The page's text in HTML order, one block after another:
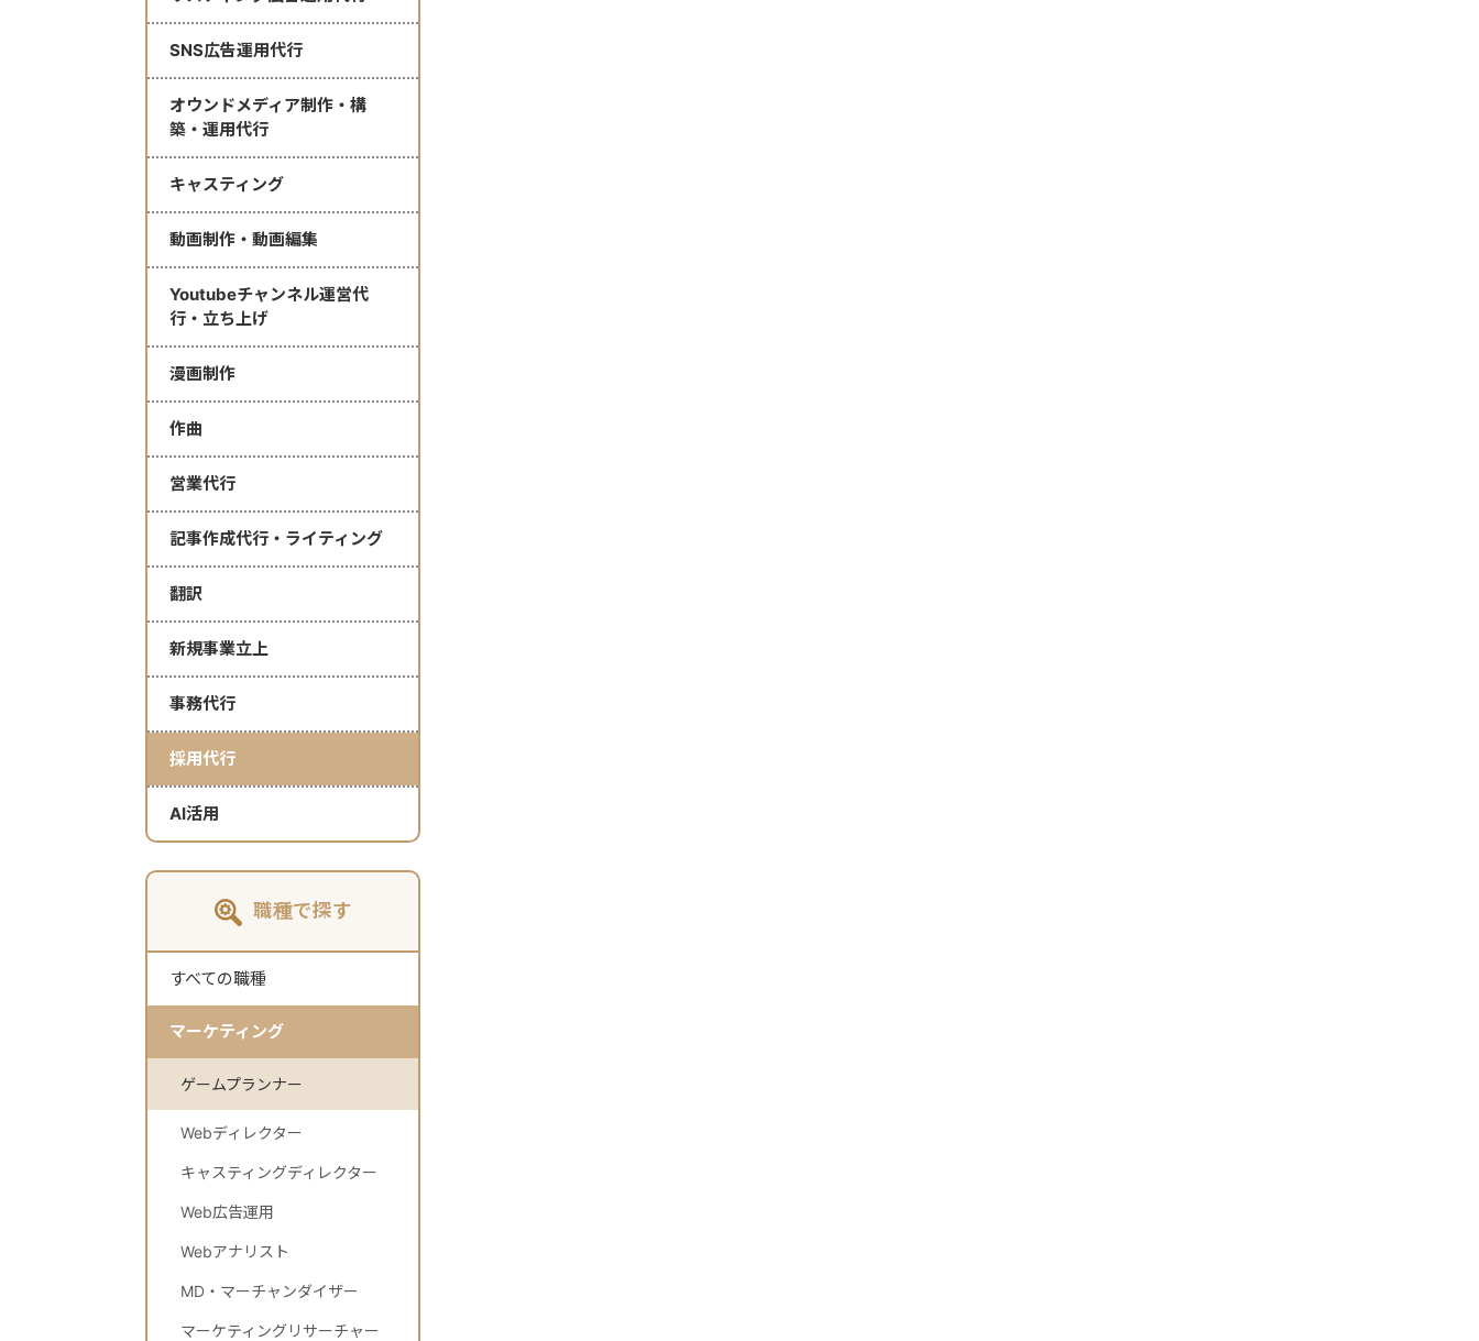
SNS広告運用代行
オウンドメディア制作・構
築・運用代行
キャスティング
動画制作・動画編集
Youtubeチャンネル運営代
行・立ち上げ
漫画制作
作曲
営業代行
記事作成代行・ライティング
翻訳
新規事業立上
事務代行
採用代行
AI活用
職種で探す
すべての職種
マーケティング
ゲームプランナー
Webディレクター
キャスティングディレクター
Web広告運用
Webアナリスト
MD・マーチャンダイザー
マーケティングリサーチャー